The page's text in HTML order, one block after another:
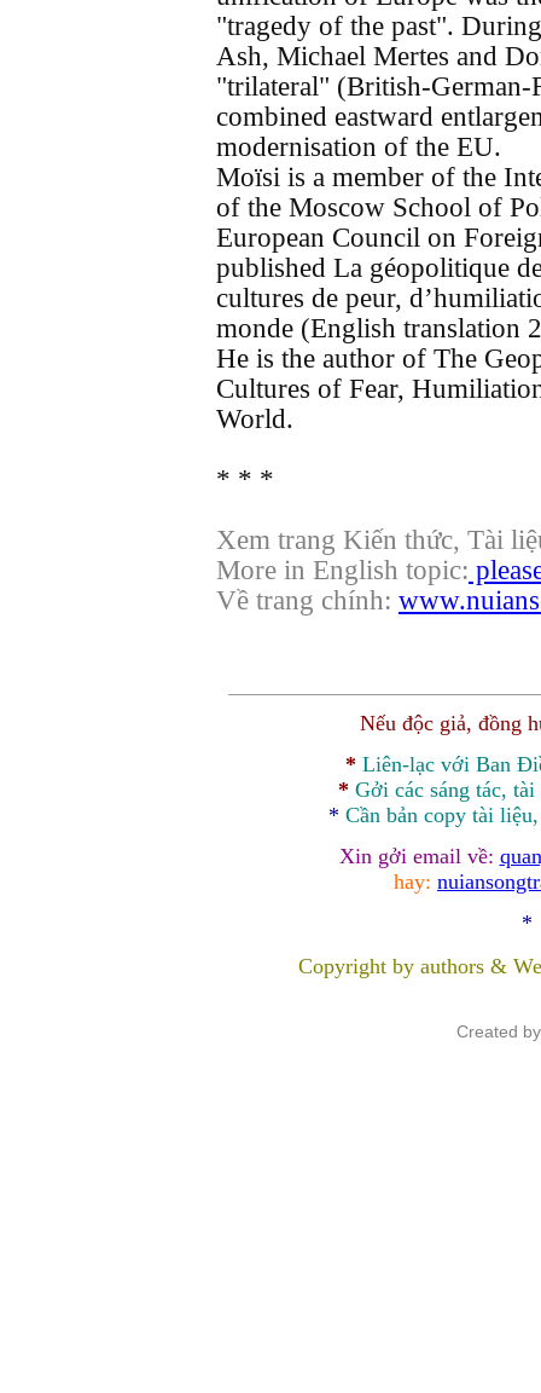
"tragedy of the past".
Ash, Michael Mertes and
"trilateral" (British-German-
combined eastward
modernisation of the EU.
Moïsi is a member of the
of the Moscow School of
European Council on
published La géopolitique
cultures de peur,
monde (English translation
He is the author of The
Cultures of Fear,
World.
* * *
Xem trang Kiến thức, Tài
More in English topic:
Về trang chính:
Nếu độc giả, đồng
* Liên-lạc với Ban
* Gởi các sáng tác,
* Cần bản copy tài
Xin gởi email về:
hay:
*
Copyright by authors &
Created